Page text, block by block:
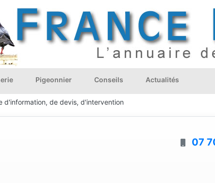
Pigeonnier Conseils Actualités
d'information, de devis, d'intervention
07